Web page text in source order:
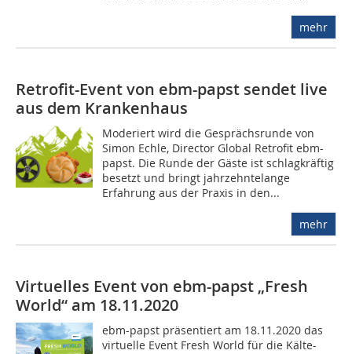
mehr
Retrofit-Event von ebm-papst sendet live
aus dem Krankenhaus
Moderiert wird die Gesprächsrunde von
Simon Echle, Director Global Retrofit ebm-
papst. Die Runde der Gäste ist schlagkräftig
besetzt und bringt jahrzehntelange
Erfahrung aus der Praxis in den...
mehr
Virtuelles Event von ebm-papst „Fresh
World“ am 18.11.2020
ebm-papst präsentiert am 18.11.2020 das
virtuelle Event Fresh World für die Kälte-